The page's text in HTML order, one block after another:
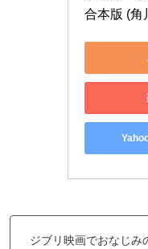
合本版 (角
ジブリ映画でおなじみ